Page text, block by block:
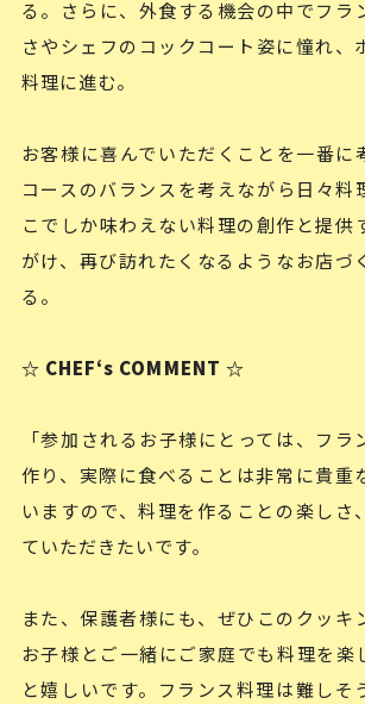
る。さらに、外食する機会の中でフラ
さやシェフのコックコート姿に憧れ、
料理に進む。
お客様に喜んでいただくことを一番に
コースのバランスを考えながら日々料
こでしか味わえない料理の創作と提供
がけ、再び訪れたくなるようなお店づ
る。
☆ CHEF‘s COMMENT ☆
「参加されるお子様にとっては、フラ
作り、実際に食べることは非常に貴重
いますので、料理を作ることの楽しさ
ていただきたいです。
また、保護者様にも、ぜひこのクッキ
お子様とご一緒にご家庭でも料理を楽
と嬉しいです。フランス料理は難しそ